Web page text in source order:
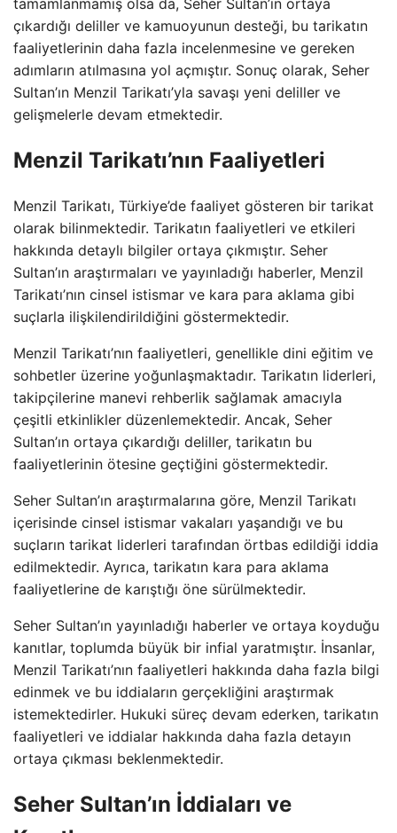
tamamlanmamış olsa da, Seher Sultan’ın ortaya
çıkardığı deliller ve kamuoyunun desteği, bu tarikatın
faaliyetlerinin daha fazla incelenmesine ve gereken
adımların atılmasına yol açmıştır. Sonuç olarak, Seher
Sultan’ın Menzil Tarikatı’yla savaşı yeni deliller ve
gelişmelerle devam etmektedir.
Menzil Tarikatı’nın Faaliyetleri
Menzil Tarikatı, Türkiye’de faaliyet gösteren bir tarikat
olarak bilinmektedir. Tarikatın faaliyetleri ve etkileri
hakkında detaylı bilgiler ortaya çıkmıştır. Seher
Sultan’ın araştırmaları ve yayınladığı haberler, Menzil
Tarikatı’nın cinsel istismar ve kara para aklama gibi
suçlarla ilişkilendirildiğini göstermektedir.
Menzil Tarikatı’nın faaliyetleri, genellikle dini eğitim ve
sohbetler üzerine yoğunlaşmaktadır. Tarikatın liderleri,
takipçilerine manevi rehberlik sağlamak amacıyla
çeşitli etkinlikler düzenlemektedir. Ancak, Seher
Sultan’ın ortaya çıkardığı deliller, tarikatın bu
faaliyetlerinin ötesine geçtiğini göstermektedir.
Seher Sultan’ın araştırmalarına göre, Menzil Tarikatı
içerisinde cinsel istismar vakaları yaşandığı ve bu
suçların tarikat liderleri tarafından örtbas edildiği iddia
edilmektedir. Ayrıca, tarikatın kara para aklama
faaliyetlerine de karıştığı öne sürülmektedir.
Seher Sultan’ın yayınladığı haberler ve ortaya koyduğu
kanıtlar, toplumda büyük bir infial yaratmıştır. İnsanlar,
Menzil Tarikatı’nın faaliyetleri hakkında daha fazla bilgi
edinmek ve bu iddiaların gerçekliğini araştırmak
istemektedirler. Hukuki süreç devam ederken, tarikatın
faaliyetleri ve iddialar hakkında daha fazla detayın
ortaya çıkması beklenmektedir.
Seher Sultan’ın İddiaları ve